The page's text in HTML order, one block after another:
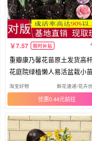
7.57 限时补贴
重瓣康乃馨花苗原土发货高
花庭院绿植懒人易活盆栽小
亲节
淘宝好物 鲜花速递/花卉
优惠0.44元